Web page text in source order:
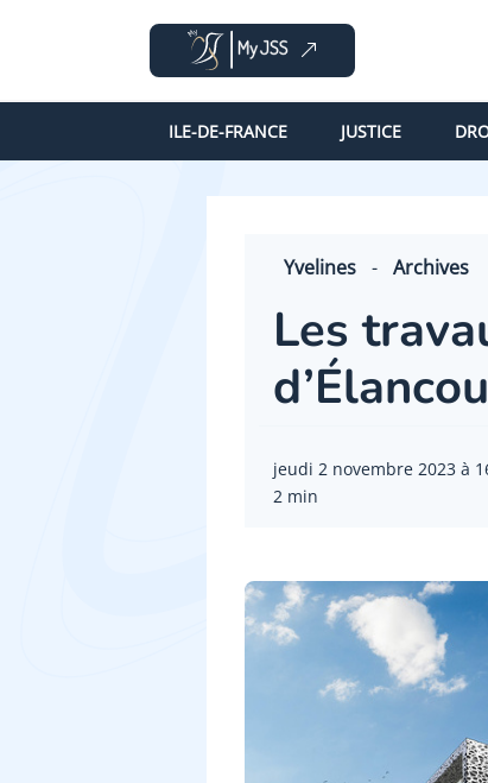
ILE-DE-FRANCE JUSTICE
Yvelines - Archives
Les
jeudi 2 novembre 2023 à
2 min